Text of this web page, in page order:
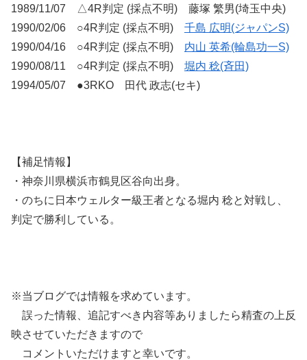
1989/11/07 △4R判定 (採点不明) 藤塚 繁男(埼玉中央)
1990/02/06 ○4R判定 (採点不明) 千島 広明(ジャパンS)
1990/04/16 ○4R判定 (採点不明) 内山 英希(輪島功一S)
1990/08/11 ○4R判定 (採点不明) 堀内 稔(斉田)
1994/05/07 ●3RKO 田代 政志(セキ)
【補足情報】
・神奈川県横浜市鶴見区谷向出身。
・のちに日本ウェルター級王者となる堀内 稔と対戦し、
判定で勝利している。
※当ブログでは情報を求めています。
誤った情報、追記すべき内容等ありましたら精査の上反
映させていただきますので
コメントいただけますと幸いです。